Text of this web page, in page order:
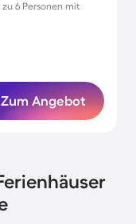
6 Personen mit
Zum Angebot